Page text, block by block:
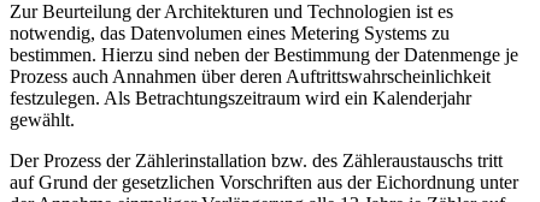
Zur Beurteilung der Architekturen und Technologien ist es
notwendig, das Datenvolumen eines Metering Systems zu
bestimmen. Hierzu sind neben der Bestimmung der Datenmenge je
Prozess auch Annahmen über deren Auftrittswahrscheinlichkeit
festzulegen. Als Betrachtungszeitraum wird ein Kalenderjahr
gewählt.
Der Prozess der Zählerinstallation bzw. des Zähleraustauschs tritt
auf Grund der gesetzlichen Vorschriften aus der Eichordnung unter